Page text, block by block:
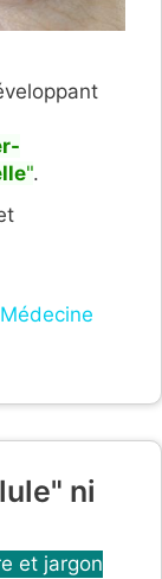
".
ni
et jargon